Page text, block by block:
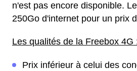
n'est pas encore disponible.
250Go d'internet pour un prix
Les qualités de la Freebox 4G
Prix inférieur à celui des